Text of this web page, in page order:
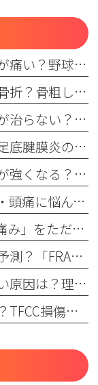
【久留米市】ボールを投げると肩が痛い？野球肩の原因・症状とまつもと整形外科のリハビリ
【久留米市】ちょっとした転倒で骨折？骨粗しょう症と転倒予防の関係を理学療法士が解説！
【久留米市】産後のぽっこりお腹が治らない？原因と理学療法士が教える改善リハビリ
【久留米市】朝の一歩目が激痛？足底腱膜炎の原因・予防策と整形外科でのリハビリ治療を解説！
【久留米市】日を浴びるだけで骨が強くなる？骨粗しょう症予防に欠かせない日光浴の重要性とリハビリのコツ
【久留米市】産後のひどい肩こり・頭痛に悩んでいませんか？理学療法士が教える根本原因とリハビリの重要性
【W杯開幕！】我が子の「すねの痛み」をただの成長痛で終わらせない
【久留米市】骨折リスクを自分で予測？「FRAX」の仕組みとまつもと整形外科での活用法
【久留米市】産後の腰痛が治らない原因は？理学療法士が教える骨盤ケアとリハビリの重要性
【久留米市】手首の小指側が痛い？TFCC損傷（三角線維軟骨複合体損傷）の正しい治療法とリハビリについて